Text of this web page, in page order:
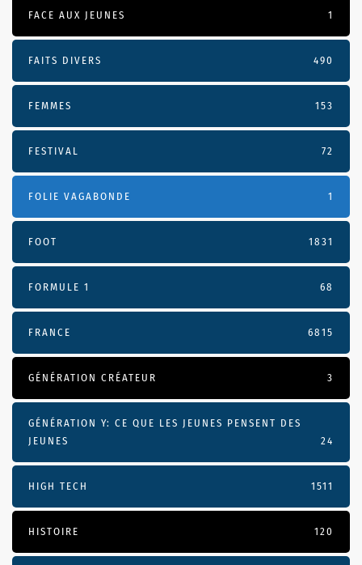
FACE AUX JEUNES 1
FAITS DIVERS 490
FEMMES 153
FESTIVAL 72
FOLIE VAGABONDE 1
FOOT 1831
FORMULE 1 68
FRANCE 6815
GÉNÉRATION CRÉATEUR 3
GÉNÉRATION Y: CE QUE LES JEUNES PENSENT DES
JEUNES
24
HIGH TECH 1511
HISTOIRE 120